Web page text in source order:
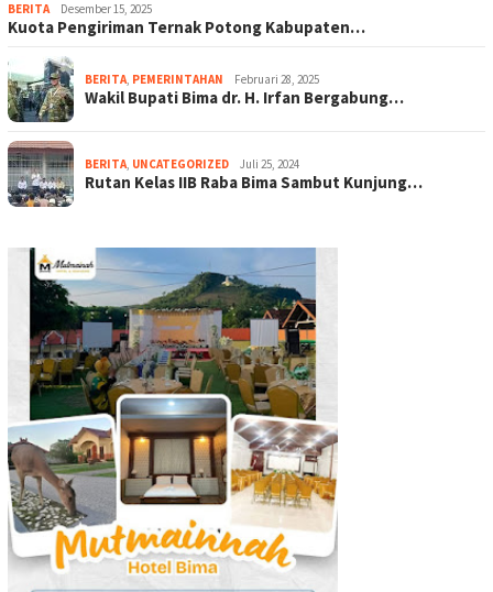
BERITA Desember 15, 2025
Kuota Pengiriman Ternak Potong Kabupaten…
BERITA, PEMERINTAHAN Februari 28, 2025
Wakil Bupati Bima dr. H. Irfan Bergabung…
BERITA, UNCATEGORIZED Juli 25, 2024
Rutan Kelas IIB Raba Bima Sambut Kunjung…